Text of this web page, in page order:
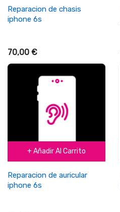
Reparacion de chasis
iphone 6s
70,00 €
+ Añadir Al Carrito
Reparacion de auricular
iphone 6s